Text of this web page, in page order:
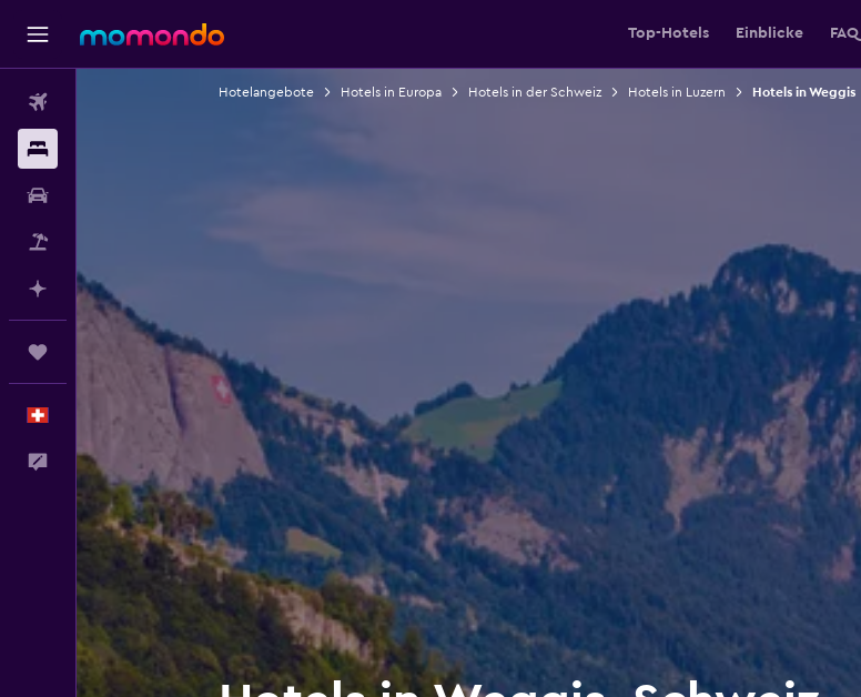
Top-Hotels Einblicke FAQ
Mit KI planen
Deutsch
Dein Feedback an uns
Hotelangebote Hotels in Europa Hotels in der Schweiz Hotels in Luzern Hotels in Weggis